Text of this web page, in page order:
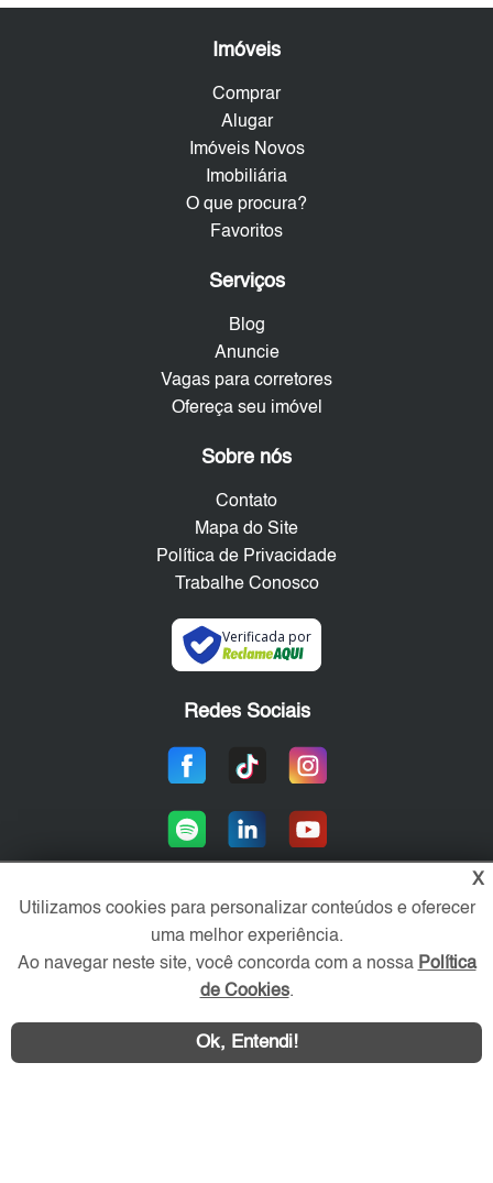
WhatsApp Contatar
Imóveis
Comprar
Alugar
Imóveis Novos
Imobiliária
O que procura?
Favoritos
Serviços
Blog
Anuncie
Vagas para corretores
Ofereça seu imóvel
Sobre nós
Contato
Mapa do Site
Política de Privacidade
Trabalhe Conosco
Verificada por
Redes Sociais
Área exclusiva aos anunciantes,
acesse sua conta:
X
Utilizamos cookies para personalizar conteúdos e oferecer
uma melhor experiência.
Ao navegar neste site, você concorda com a nossa Política
de Cookies.
Ok, Entendi!